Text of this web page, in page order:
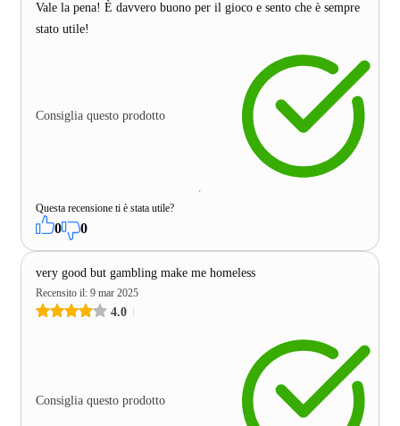
Vale la pena! È davvero buono per il gioco e sento che è sempre
stato utile!
Consiglia questo prodotto
Questa recensione ti è stata utile?
0 0
very good but gambling make me homeless
Recensito il: 9 mar 2025
4.0
Consiglia questo prodotto